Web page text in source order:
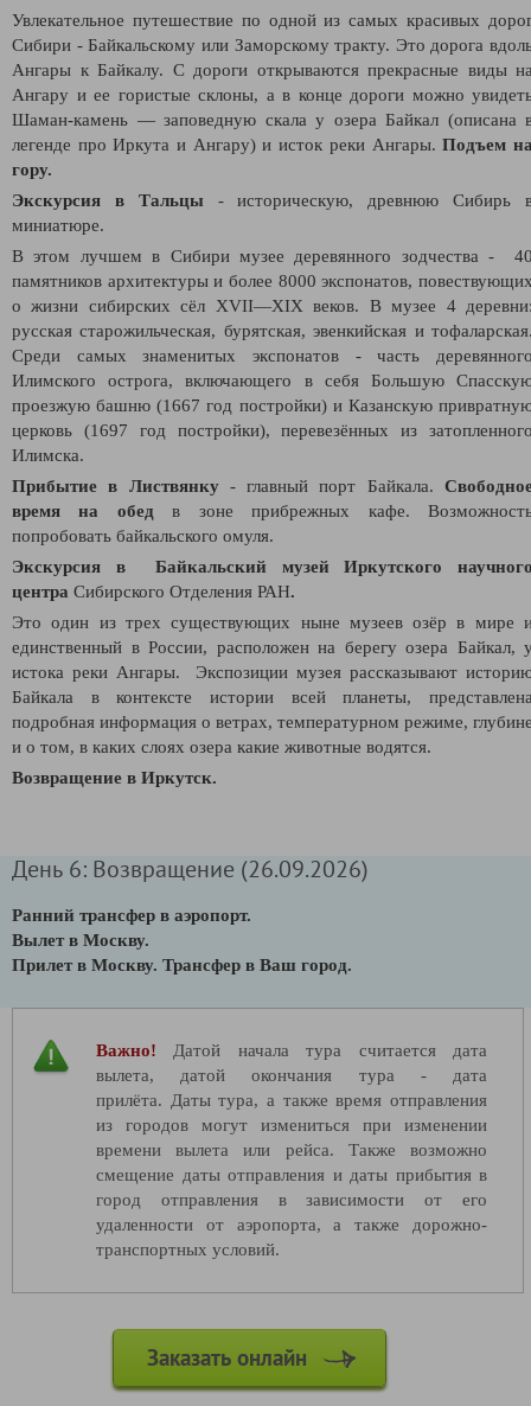
Увлекательное путешествие по одной из самых красивых
Сибири - Байкальскому или Заморскому тракту. Это дорога
Ангары к Байкалу. С дороги открываются прекрасные виды
Ангару и ее гористые склоны, а в конце дороги можно
Шаман-камень — заповедную скала у озера Байкал (описана
легенде про Иркута и Ангару) и исток реки Ангары.Подъем
гору.
Экскурсия в Тальцы - историческую, древнюю Сибирь
миниатюре.
В этом лучшем в Сибири музее деревянного зодчества -
памятников архитектуры и более 8000 экспонатов,
о жизни сибирских сёл XVII—XIX веков. В музее 4
русская старожильческая, бурятская, эвенкийская и
Среди самых знаменитых экспонатов - часть
Илимского острога, включающего в себя Большую
проезжую башню (1667 год постройки) и Казанскую
церковь (1697 год постройки), перевезённых из
Илимска.
Прибытие в Листвянку - главный порт Байкала.
время на обед в зоне прибрежных кафе.
попробовать байкальского омуля.
Экскурсия в Байкальский музей Иркутского
центра Сибирского Отделения РАН.
Это один из трех существующих ныне музеев озёр в мире
единственный в России, расположен на берегу озера Байкал,
истока реки Ангары. Экспозиции музея рассказывают
Байкала в контексте истории всей планеты,
подробная информация о ветрах, температурном режиме,
и о том, в каких слоях озера какие животные водятся.
Возвращение в Иркутск.
День 6: Возвращение (26.09.2026)
Ранний трансфер в аэропорт.
Вылет в Москву.
Прилет в Москву. Трансфер в Ваш город.
Важно! Датой начала тура считается дата
вылета, датой окончания тура - дата
прилёта. Даты тура, а также время отправления
из городов могут измениться при изменении
времени вылета или рейса. Также возможно
смещение даты отправления и даты прибытия в
город отправления в зависимости от его
удаленности от аэропорта, а также дорожно-
транспортных условий.
Заказать онлайн